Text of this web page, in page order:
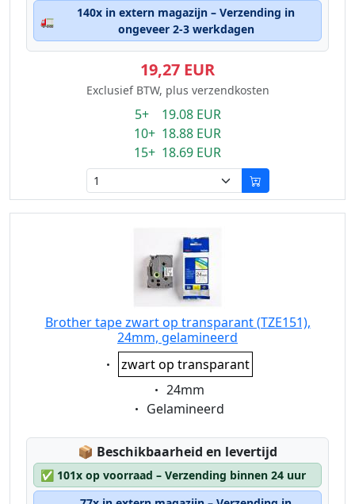
🚛
140x in extern magazijn – Verzending in
ongeveer 2-3 werkdagen
19,27 EUR
Exclusief BTW, plus verzendkosten
5+ 19.08 EUR
10+ 18.88 EUR
15+ 18.69 EUR
Brother tape zwart op transparant (TZE151),
24mm, gelamineerd
Eigenschaft:
zwart op transparant
Eigenschaft:
24mm
Eigenschaft:
Gelamineerd
📦 Lagerstatus:
Beschikbaarheid en levertijd
✅ 101x op voorraad – Verzending binnen 24 uur